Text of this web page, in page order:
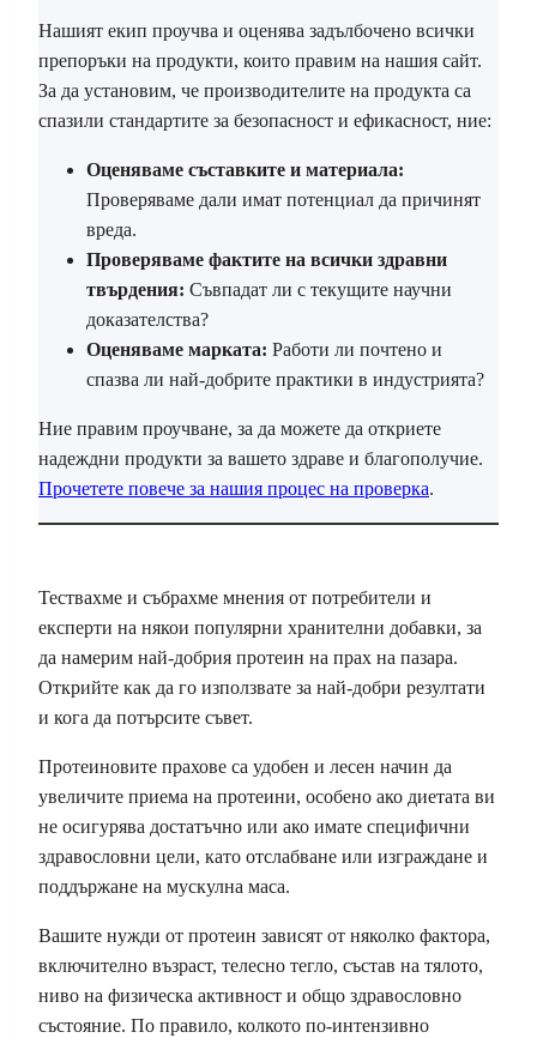
Нашият екип проучва и оценява задълбочено всички
препоръки на продукти, които правим на нашия сайт.
За да установим, че производителите на продукта са
спазили стандартите за безопасност и ефикасност, ние:
Оценяваме съставките и материала:
Проверяваме дали имат потенциал да причинят
вреда.
Проверяваме фактите на всички здравни
твърдения: Съвпадат ли с текущите научни
доказателства?
Оценяваме марката: Работи ли почтено и
спазва ли най-добрите практики в индустрията?
Ние правим проучване, за да можете да откриете
надеждни продукти за вашето здраве и благополучие.
Прочетете повече за нашия процес на проверка.
Тествахме и събрахме мнения от потребители и
експерти на някои популярни хранителни добавки, за
да намерим най-добрия протеин на прах на пазара.
Открийте как да го използвате за най-добри резултати
и кога да потърсите съвет.
Протеиновите прахове са удобен и лесен начин да
увеличите приема на протеини, особено ако диетата ви
не осигурява достатъчно или ако имате специфични
здравословни цели, като отслабване или изграждане и
поддържане на мускулна маса.
Вашите нужди от протеин зависят от няколко фактора,
включително възраст, телесно тегло, състав на тялото,
ниво на физическа активност и общо здравословно
състояние. По правило, колкото по-интензивно